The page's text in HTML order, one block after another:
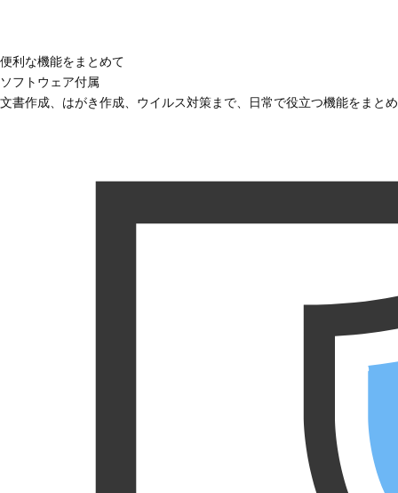
便利な機能をまとめて
ソフトウェア付属
文書作成、はがき作成、ウイルス対策まで、日常で役立つ機能をまと